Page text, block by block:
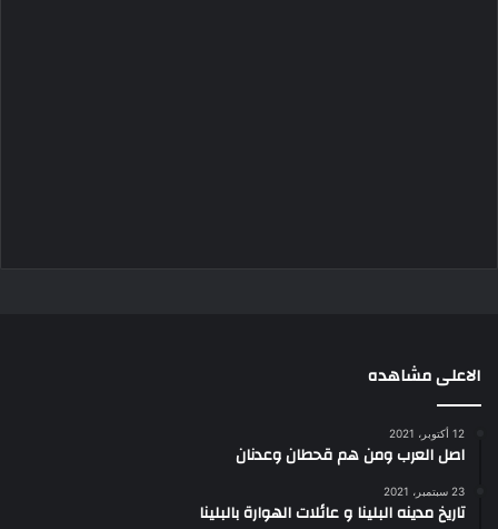
الاعلى مشاهده
12 أكتوبر، 2021
اصل العرب ومن هم قحطان وعدنان
23 سبتمبر، 2021
تاريخ مدينه البلينا و عائلات الهوارة بالبلينا